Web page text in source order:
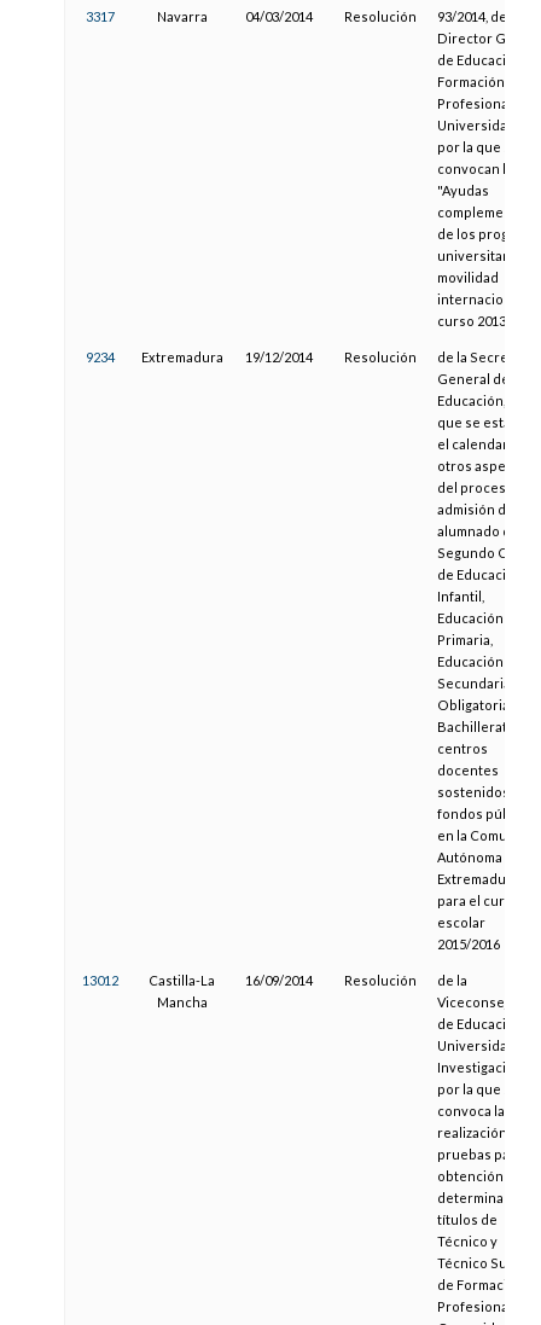
3317 Navarra 04/03/2014 Resolución
93/2014, del
Director
de Educación,
Formación
Profesional y
Universidades,
por la que se
convocan las
"Ayudas
de los
universitarios
movilidad
internacional
curso 2013-14"
9234 Extremadura 19/12/2014 Resolución
de la Secretaría
General de
Educación, por
que se
el calendario y
otros aspectos
del proceso de
admisión del
alumnado de
Segundo Ciclo
de Educación
Infantil,
Educación
Primaria,
Educación
Secundaria
Obligatoria y
Bachillerato, en
centros
docentes
sostenidos con
fondos públicos
en la
Autónoma de
Extremadura
para el curso
escolar
2015/2016
13012
Castilla-La
Mancha
16/09/2014 Resolución
de la
Viceconsejería
de Educación,
Universidades e
Investigación,
por la que se
convoca la
realización de
pruebas para la
obtención de
determinados
títulos de
Técnico y
Técnico
de Formación
Profesional en